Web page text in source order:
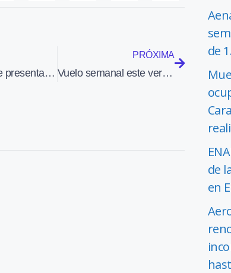
Eurocopter se presenta en Le Bouget como empresa innovadora con el X3 a la cabeza
PRÓXIMA
Vuelo semanal este verano entre Barcelona y Puerto Rico
de
de
en